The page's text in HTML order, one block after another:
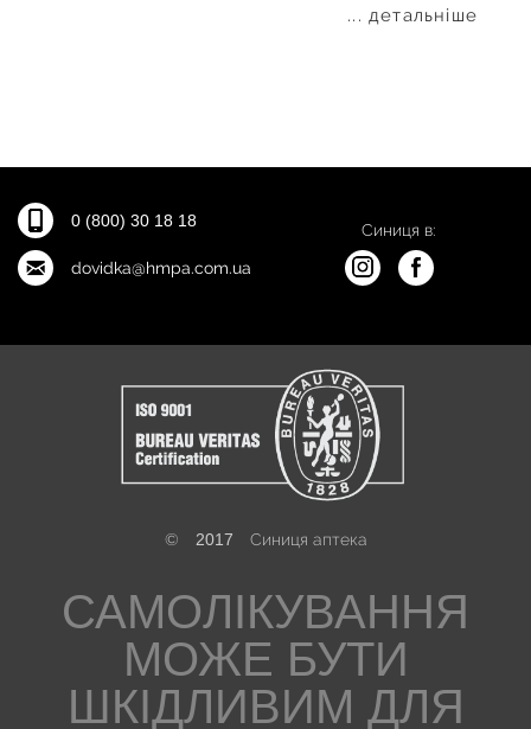
... детальніше
0 (800) 30 18 18
dovidka@hmpa.com.ua
Синиця в:
© 2017 Синиця аптека
САМОЛІКУВАННЯ
МОЖЕ БУТИ
ШКІДЛИВИМ ДЛЯ